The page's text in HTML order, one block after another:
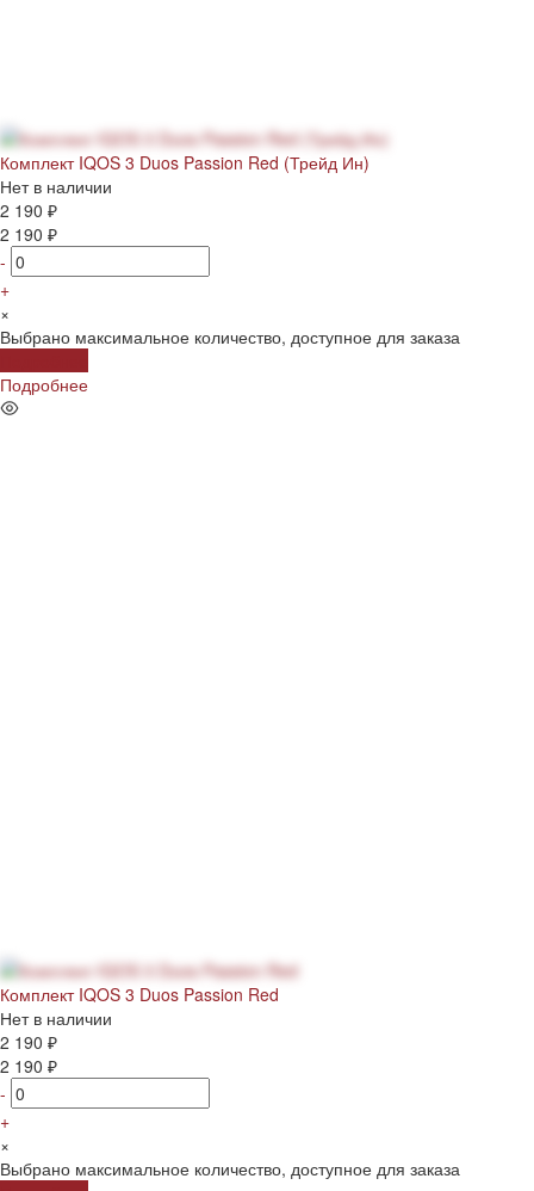
Комплект IQOS 3 Duos Passion Red (Трейд Ин)
Нет в наличии
2 190 ₽
2 190 ₽
-
+
×
Выбрано максимальное количество, доступное для заказа
Подробнее
Комплект IQOS 3 Duos Passion Red
Нет в наличии
2 190 ₽
2 190 ₽
-
+
×
Выбрано максимальное количество, доступное для заказа